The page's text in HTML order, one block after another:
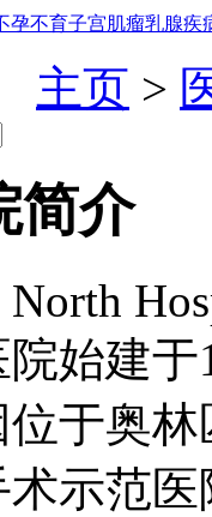
孕不育子宫肌瘤乳腺疾
主页 >
简介
建于
于奥
示范